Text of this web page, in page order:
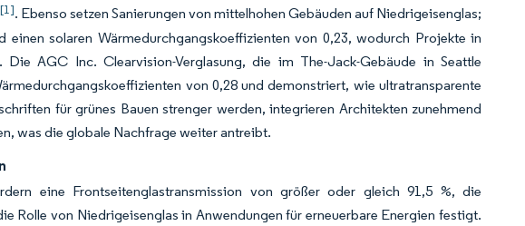
[1]. Ebenso setzen Sanierungen von mittelhohen Gebäuden auf Niedrigeisenglas;
solaren Wärmedurchgangskoeffizienten von 0,23, wodurch Projekte in
AGC Inc. Clearvision-Verglasung, die im The-Jack-Gebäude in Seattle
von 0,28 und demonstriert, wie ultratransparente
für grünes Bauen strenger werden, integrieren Architekten zunehmend
was die globale Nachfrage weiter antreibt.
eine Frontseitenglastransmission von größer oder gleich 91,5 %, die
Rolle von Niedrigeisenglas in Anwendungen für erneuerbare Energien festigt.